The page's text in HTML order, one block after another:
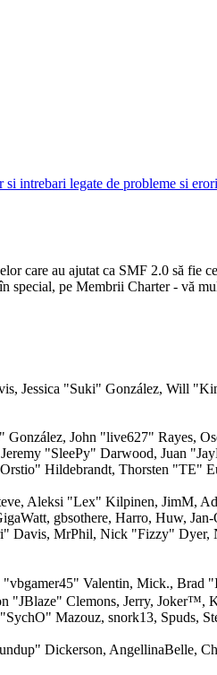
intrebari legate de probleme si
care au ajutat ca SMF 2.0 să
pe Membrii Charter - vă
Jessica "Suki" González, Will
González, John "live627" Rayes,
"SleePy" Darwood, Juan
Hildebrandt, Thorsten "TE"
Aleksi "Lex" Kilpinen, JimM,
gbsothere, Harro, Huw,
MrPhil, Nick "Fizzy" Dyer,
"vbgamer45" Valentin, Mick.,
"JBlaze" Clemons, Jerry,
Mazouz, snork13, Spuds,
Dickerson, AngellinaBelle,